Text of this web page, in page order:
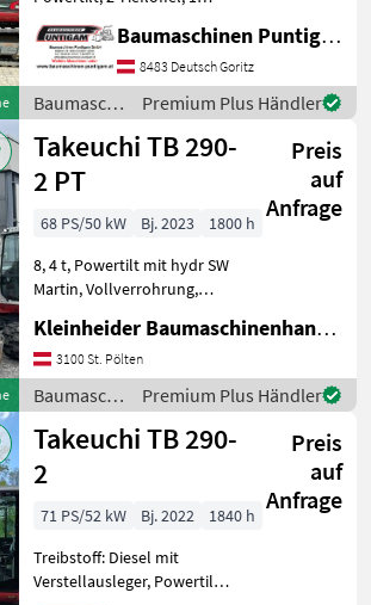
Kleinanzeigen
Referenznummer: 20799
Baumaschinen Puntigam
GmbH Unser Spezialgebiet:
Ankauf - Verkauf - Vermiet
Baumaschinen Puntigam GmbH
8483 Deutsch Goritz
Baumaschinen
/ Takeuchi
Premium Plus Händler
Takeuchi TB 290-
2 PT
Preis
auf
Anfrage
68 PS/50 kW Bj. 2023
1800 h
8, 4 t, Powertilt mit hydr SW
Martin, Vollverrohrung,
6.2025 Baumaschinen
Minibagger
Kleinheider Baumaschinenhandel GmbH.
3100 St. Pölten
Baumaschinen
/ Takeuchi
Premium Plus Händler
Takeuchi TB 290-
2
Preis
auf
Anfrage
71 PS/52 kW Bj. 2022
1840 h
Treibstoff: Diesel mit
Verstellausleger, Powertilt,